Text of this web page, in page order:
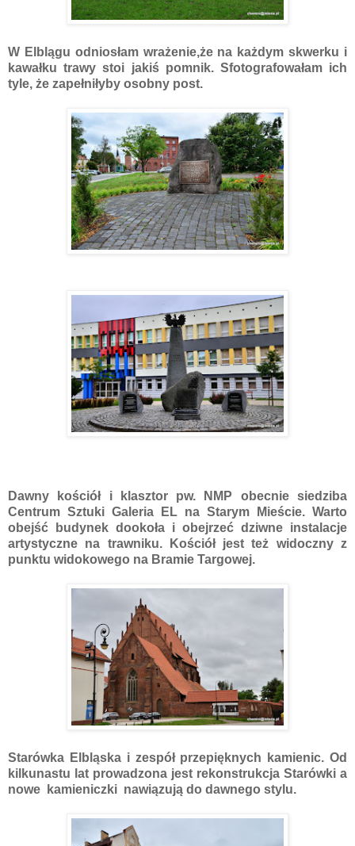
W Elblągu odniosłam wrażenie,że na każdym skwerku i
kawałku trawy stoi jakiś pomnik. Sfotografowałam ich
tyle, że zapełniłyby osobny post.
Dawny kościół i klasztor pw. NMP obecnie siedziba
Centrum Sztuki Galeria EL na Starym Mieście. Warto
obejść budynek dookoła i obejrzeć dziwne instalacje
artystyczne na trawniku. Kościół jest też widoczny z
punktu widokowego na Bramie Targowej.
Starówka Elbląska i zespół przepięknych kamienic. Od
kilkunastu lat prowadzona jest rekonstrukcja Starówki a
nowe kamieniczki nawiązują do dawnego stylu.